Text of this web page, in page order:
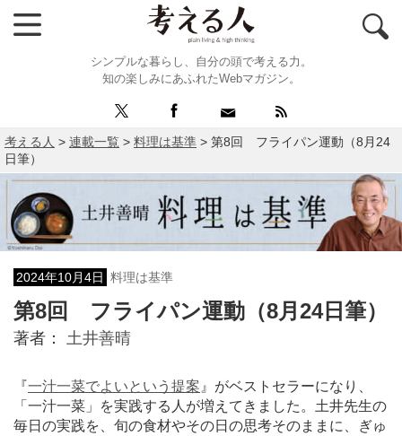
シンプルな暮らし、自分の頭で考える力。
知の楽しみにあふれたWebマガジン。
考える人 > 連載一覧 > 料理は基準 > 第8回 フライパン運動（8月24
日筆）
2024年10月4日 料理は基準
第8回 フライパン運動（8月24日筆）
著者： 土井善晴
『一汁一菜でよいという提案 』がベストセラーになり、
「一汁一菜」を実践する人が増えてきました。土井先生の
毎日の実践を、旬の食材やその日の思考そのままに、ぎゅ